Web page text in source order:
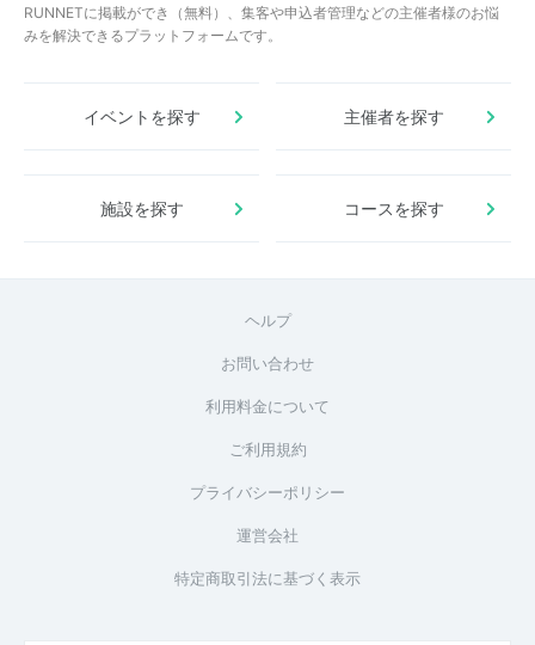
RUNNETに掲載ができ（無料）、集客や申込者管理などの主催者様のお悩
みを解決できるプラットフォームです。
イベントを探す 主催者を探す
施設を探す コースを探す
ヘルプ
お問い合わせ
利用料金について
ご利用規約
プライバシーポリシー
運営会社
特定商取引法に基づく表示